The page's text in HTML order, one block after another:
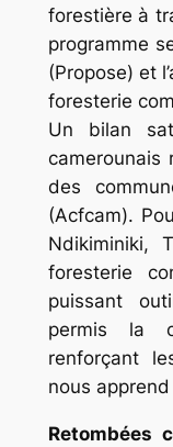
forestière à
programme
(Propose) et
foresterie
Un bilan
camerounais
des
(Acfcam).
Ndikiminiki,
foresterie
puissant
permis la
renforçant
nous
Retombées